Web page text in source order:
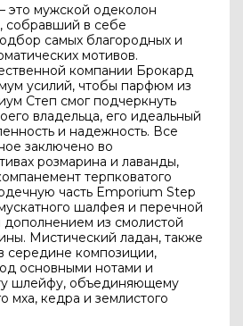
это мужской одеколон
собравший в себе
самых благородных и
мотивов.
компании Брокард
усилий, чтобы парфюм из
Степ смог подчеркнуть
владельца, его идеальный
и надежность. Все
заключено во
розмарина и лаванды,
терпковатого
часть Emporium Step
шалфея и перечной
дополнением из смолистой
Мистический ладан, также
середине композиции,
основными нотами и
шлейфу, объединяющему
мха, кедра и землистого